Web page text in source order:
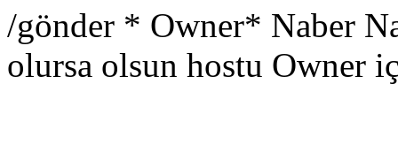
/gönder * Owner* Naber
olursa olsun hostu Owner